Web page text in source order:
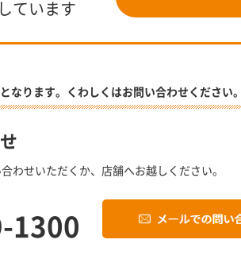
ています
ります。くわしくはお問い合わせください。
わせいただくか、店舗へお越しください。
1300